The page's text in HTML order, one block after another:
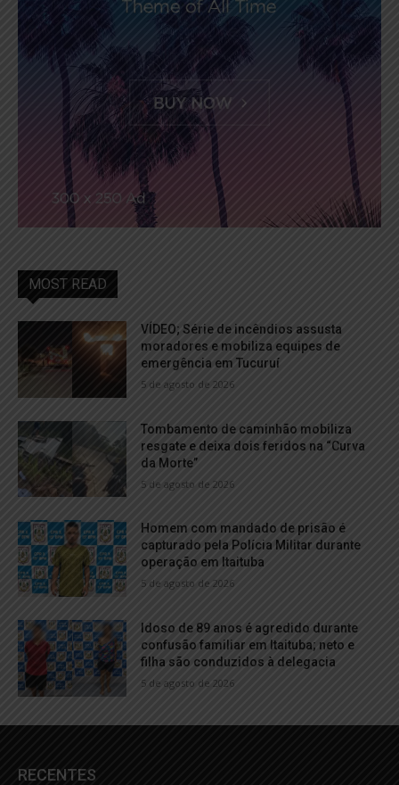
MOST READ
VÍDEO; Série de incêndios assusta
moradores e mobiliza equipes de
emergência em Tucuruí
5 de agosto de 2026
Tombamento de caminhão mobiliza
resgate e deixa dois feridos na “Curva
da Morte”
5 de agosto de 2026
Homem com mandado de prisão é
capturado pela Polícia Militar durante
operação em Itaituba
5 de agosto de 2026
Idoso de 89 anos é agredido durante
confusão familiar em Itaituba; neto e
filha são conduzidos à delegacia
5 de agosto de 2026
RECENTES